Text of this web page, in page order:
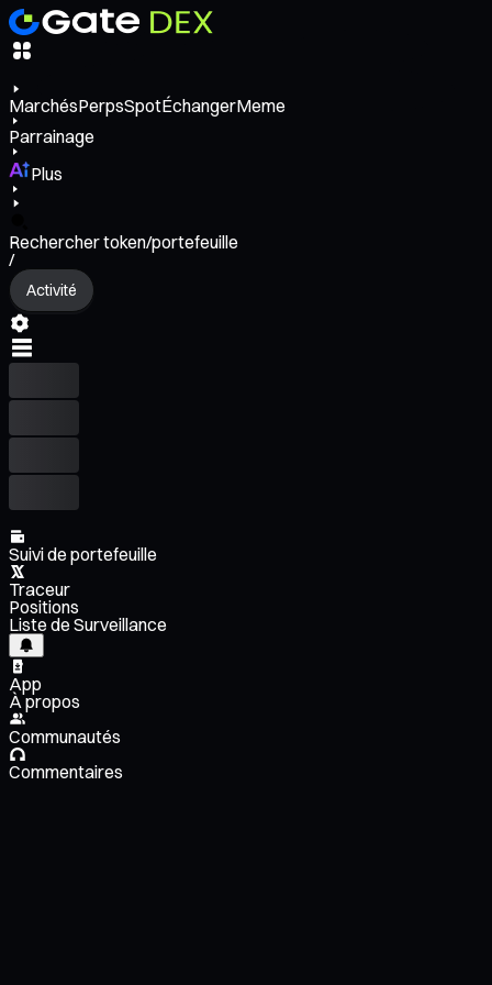
MarchésPerpsSpotÉchangerMeme
Parrainage
Plus
Rechercher token/portefeuille
/
Activité
Suivi de portefeuille
Traceur
Positions
Liste de Surveillance
App
À propos
Communautés
Commentaires